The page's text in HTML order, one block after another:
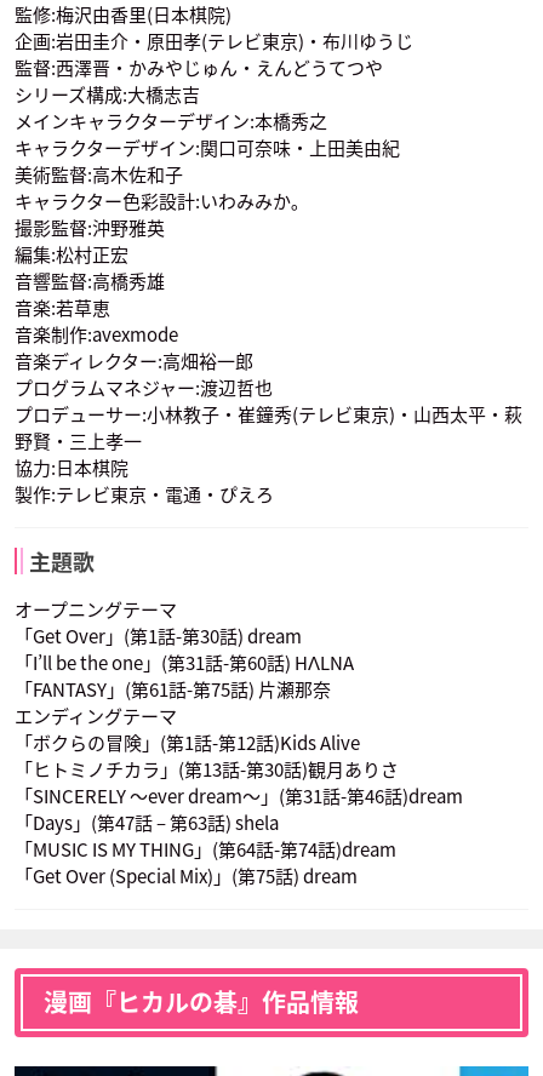
鈴村健一
伊角慎一郎
榎本温子
塔矢行洋
声優：津田英三
緒方精次
福井雄太
声優：水田わさび
楽平
声優：高木礼子 声優：松岡洋子
伊角慎一郎
声優：鈴村健一 声優：榎本温子
監修:梅沢由香里(日本棋院)
企画:岩田圭介・原田孝(テレビ東京)・布川ゆうじ
監督:西澤晋・かみやじゅん・えんどうてつや
シリーズ構成:大橋志吉
メインキャラクターデザイン:本橋秀之
キャラクターデザイン:関口可奈味・上田美由紀
美術監督:高木佐和子
キャラクター色彩設計:いわみみか｡
撮影監督:沖野雅英
編集:松村正宏
音響監督:高橋秀雄
音楽:若草恵
音楽制作:avexmode
音楽ディレクター:高畑裕一郎
プログラムマネジャー:渡辺哲也
プロデューサー:小林教子・崔鐘秀(テレビ東京)・山西太平・萩
野賢・三上孝一
協力:日本棋院
製作:テレビ東京・電通・ぴえろ
主題歌
オープニングテーマ
「Get Over」(第1話-第30話) dream
「I’ll be the one」(第31話-第60話) HΛLNA
「FANTASY」(第61話-第75話) 片瀬那奈
エンディングテーマ
「ボクらの冒険」(第1話-第12話)Kids Alive
「ヒトミノチカラ」(第13話-第30話)観月ありさ
「SINCERELY 〜ever dream〜」(第31話-第46話)dream
「Days」(第47話 – 第63話) shela
「MUSIC IS MY THING」(第64話-第74話)dream
「Get Over (Special Mix)」(第75話) dream
漫画『ヒカルの碁』作品情報